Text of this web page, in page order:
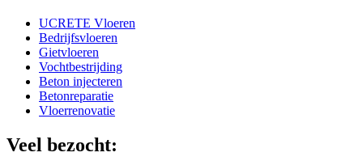
UCRETE Vloeren
Bedrijfsvloeren
Gietvloeren
Vochtbestrijding
Beton injecteren
Betonreparatie
Vloerrenovatie
Veel bezocht: